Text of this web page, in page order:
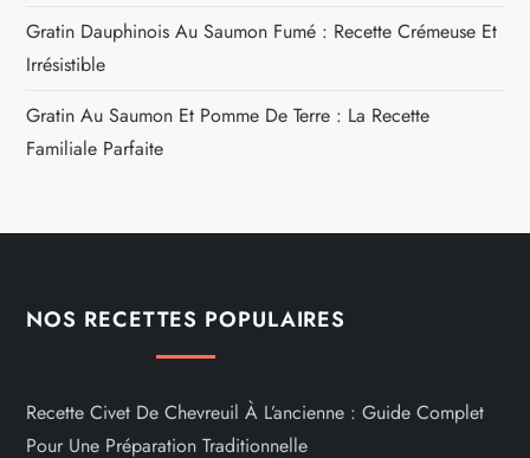
Gratin Dauphinois Au Saumon Fumé : Recette Crémeuse Et
Irrésistible
Gratin Au Saumon Et Pomme De Terre : La Recette
Familiale Parfaite
NOS RECETTES POPULAIRES
Recette Civet De Chevreuil À L’ancienne : Guide Complet
Pour Une Préparation Traditionnelle